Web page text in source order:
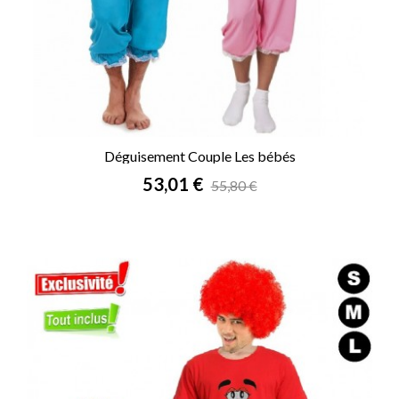
Déguisement Couple Les bébés
Prix
53,01 € 55,80 €